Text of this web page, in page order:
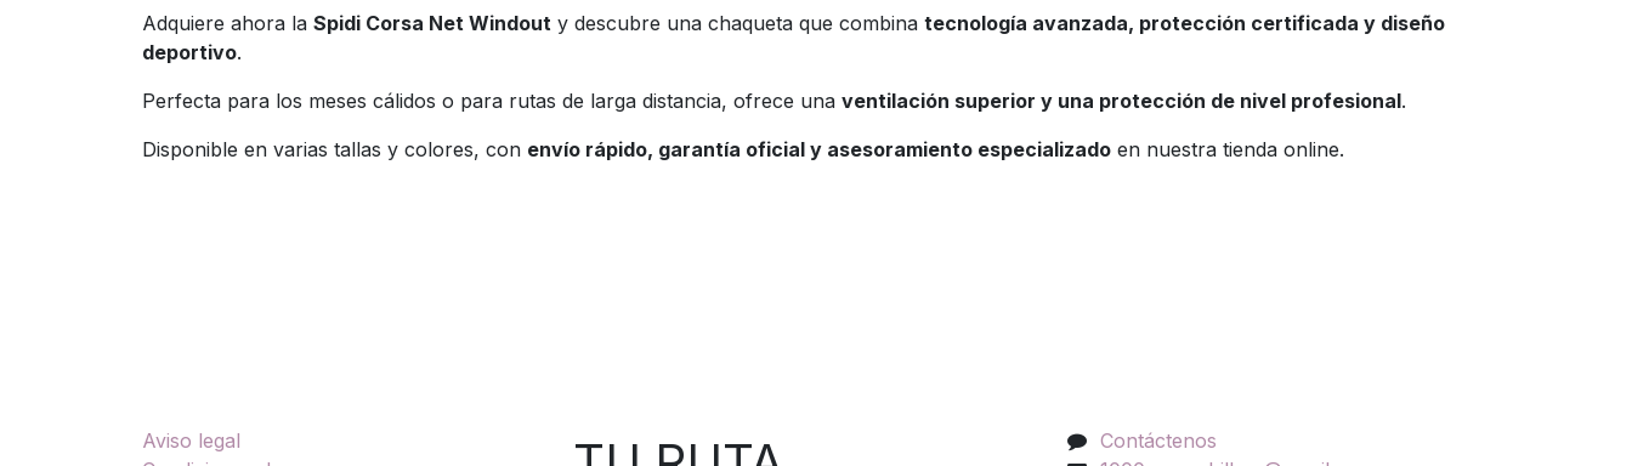
Adquiere ahora la Spidi Corsa Net Windout y descubre una chaqueta que combina tecnología avanzada, protección certificada y diseño
deportivo.
Perfecta para los meses cálidos o para rutas de larga distancia, ofrece una ventilación superior y una protección de nivel profesional.
Disponible en varias tallas y colores, con envío rápido, garantía oficial y asesoramiento especializado en nuestra tienda online.
Aviso legal
Contáctenos